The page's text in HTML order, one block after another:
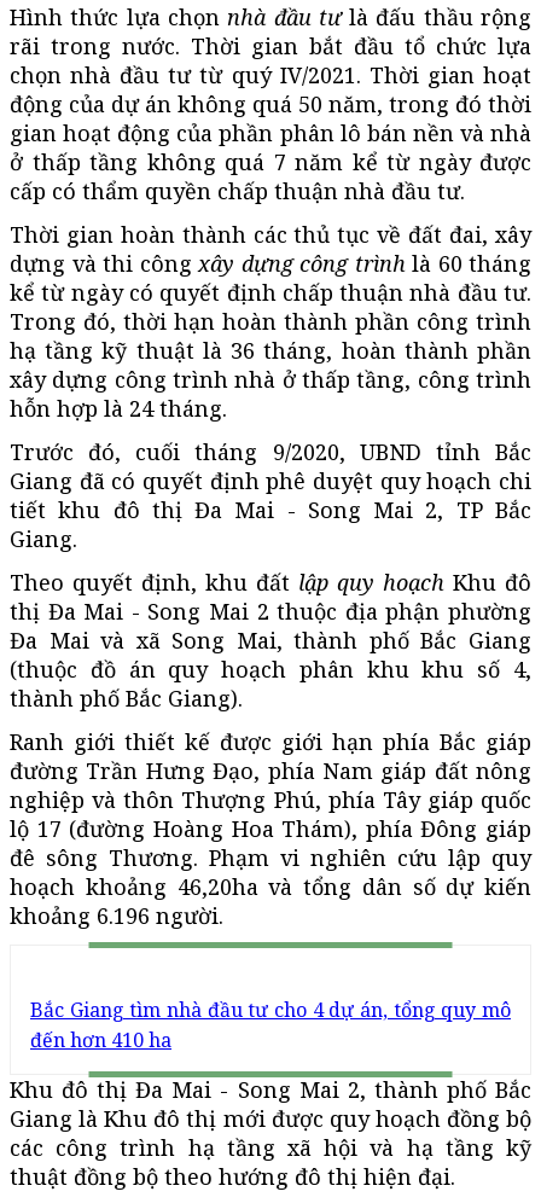
Hình thức lựa chọnnhà đầu tưlà đấu thầu rộng
rãi trong nước. Thời gian bắt đầu tổ chức lựa
chọn nhà đầu tư từ quý IV/2021. Thời gian hoạt
động của dự án không quá 50 năm, trong đó thời
gian hoạt động của phần phân lô bán nền và nhà
ở thấp tầng không quá 7 năm kể từ ngày được
cấp có thẩm quyền chấp thuận nhà đầu tư.
Thời gian hoàn thành các thủ tục về đất đai, xây
dựng và thi công xây dựng công trìnhlà 60 tháng
kể từ ngày có quyết định chấp thuận nhà đầu tư.
Trong đó, thời hạn hoàn thành phần công trình
hạ tầng kỹ thuật là 36 tháng, hoàn thành phần
xây dựng công trình nhà ở thấp tầng, công trình
hỗn hợp là 24 tháng.
Trước đó, cuối tháng 9/2020, UBND tỉnh Bắc
Giang đã có quyết định phê duyệt quy hoạch chi
tiết khu đô thị Đa Mai - Song Mai 2, TP Bắc
Giang.
Theo quyết định, khu đất lập quy hoạch Khu đô
thị Đa Mai - Song Mai 2 thuộc địa phận phường
Đa Mai và xã Song Mai, thành phố Bắc Giang
(thuộc đồ án quy hoạch phân khu khu số 4,
thành phố Bắc Giang).
Ranh giới thiết kế được giới hạn phía Bắc giáp
đường Trần Hưng Đạo, phía Nam giáp đất nông
nghiệp và thôn Thượng Phú, phía Tây giáp quốc
lộ 17 (đường Hoàng Hoa Thám), phía Đông giáp
đê sông Thương. Phạm vi nghiên cứu lập quy
hoạch khoảng 46,20ha và tổng dân số dự kiến
khoảng 6.196 người.
Bắc Giang tìm nhà đầu tư cho 4 dự án, tổng quy mô
đến hơn 410 ha
Khu đô thị Đa Mai - Song Mai 2, thành phố Bắc
Giang là Khu đô thị mới được quy hoạch đồng bộ
các công trình hạ tầng xã hội và hạ tầng kỹ
thuật đồng bộ theo hướng đô thị hiện đại.